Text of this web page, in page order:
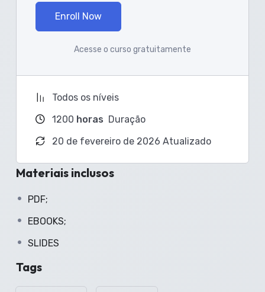
Enroll Now
Acesse o curso gratuitamente
Todos os níveis
1200 horas Duração
20 de fevereiro de 2026 Atualizado
Materiais inclusos
PDF;
EBOOKS;
SLIDES
Tags